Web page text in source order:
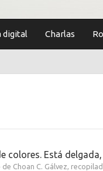
digital Charlas
colores. Está
de Choan C. Gálvez,